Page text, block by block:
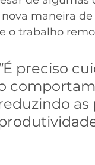
maneira de
o trabalho
É preciso